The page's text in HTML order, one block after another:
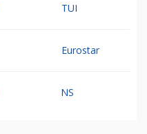
TUI
Eurostar
NS